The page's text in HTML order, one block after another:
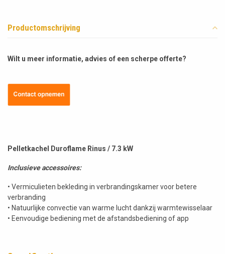
Productomschrijving
Wilt u meer informatie, advies of een scherpe offerte?
Pelletkachel Duroflame Rinus / 7.3 kW
Inclusieve accessoires:
• Vermiculieten bekleding in verbrandingskamer voor betere
verbranding
• Natuurlijke convectie van warme lucht dankzij warmtewisselaar
• Eenvoudige bediening met de afstandsbediening of app